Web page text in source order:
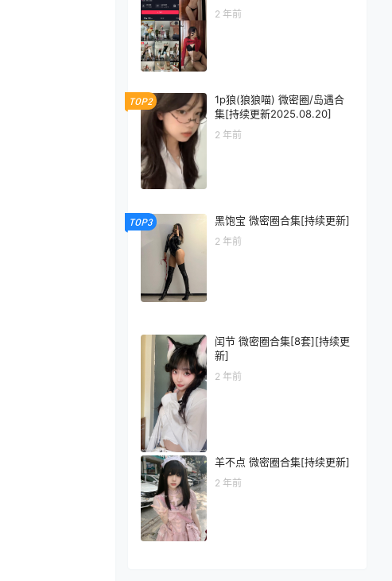
2 年前
TOP2
1p狼(狼狼喵) 微密圈/岛遇合
集[持续更新2025.08.20]
2 年前
TOP3 黑饱宝 微密圈合集[持续更新]
2 年前
闰节 微密圈合集[8套][持续更
新]
2 年前
羊不点 微密圈合集[持续更新]
2 年前